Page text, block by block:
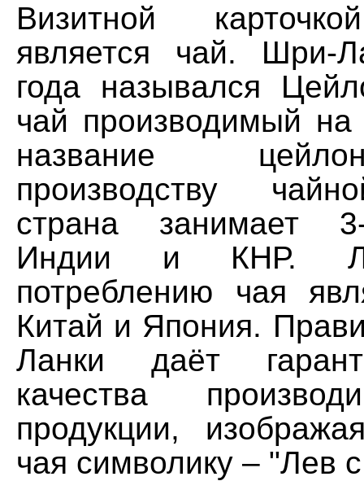
Визитной
является чай. Шри-
года назывался
чай производимый на
название
производству
страна занимает
Индии и КНР.
потреблению чая
Китай и Япония.
Ланки даёт
качества
продукции,
чая символику – "Лев